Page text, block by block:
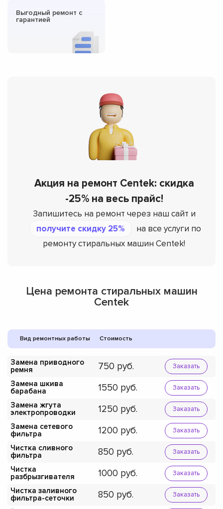
Выгодный ремонт с
гарантией
Акция на ремонт Centek: скидка
-25% на весь прайс!
Запишитесь на ремонт через наш сайт и
получите скидку 25%
на все услуги по
ремонту стиральных машин Centek!
Цена ремонта стиральных машин
Centek
Вид ремонтных работы Стоимость
Замена приводного
ремня
750 Заказать
Замена шкива
барабана
1550 Заказать
Замена жгута
электропроводки
1250 Заказать
Замена сетевого
фильтра
1200 Заказать
Чистка сливного
фильтра
850 Заказать
Чистка
разбрызгивателя
1000 Заказать
Чистка заливного
фильтра-сеточки
850 Заказать